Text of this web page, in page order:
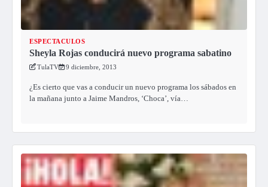
ESPECTACULOS
Sheyla Rojas conducirá nuevo programa sabatino
TulaTV 9 diciembre, 2013
¿Es cierto que vas a conducir un nuevo programa los sábados en
la mañana junto a Jaime Mandros, ‘Choca’, vía…